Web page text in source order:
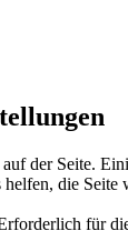
der Seite.
die Seite
für